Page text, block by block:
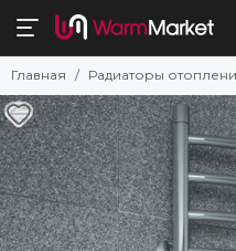
Полотенцесушители
Смотреть все товары
Комбинированные
Электрические
Водяные с нижним
Электрические с полкой
Водяные с боковым
Главная Радиаторы